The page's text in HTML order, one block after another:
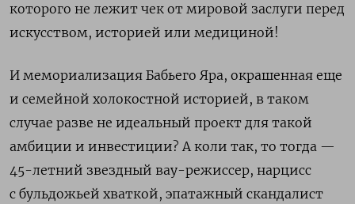
которого не лежит чек от мировой заслуги перед
искусством, историей или медициной!
И мемориализация Бабьего Яра, окрашенная еще
и семейной холокостной историей, в таком
случае разве не идеальный проект для такой
амбиции и инвестиции? А коли так, то тогда —
45-летний звездный вау-режиссер, нарцисс
с бульдожьей хваткой, эпатажный скандалист